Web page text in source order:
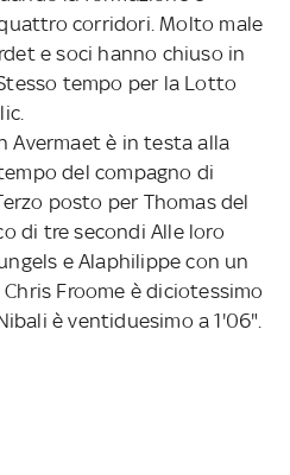
corridori. Molto male
e soci hanno chiuso in
Stesso tempo per la Lotto
Avermaet è in testa alla
del compagno di
posto per Thomas del
di tre secondi Alle loro
e Alaphilippe con un
Froome è diciotessimo
è ventiduesimo a 1'06".